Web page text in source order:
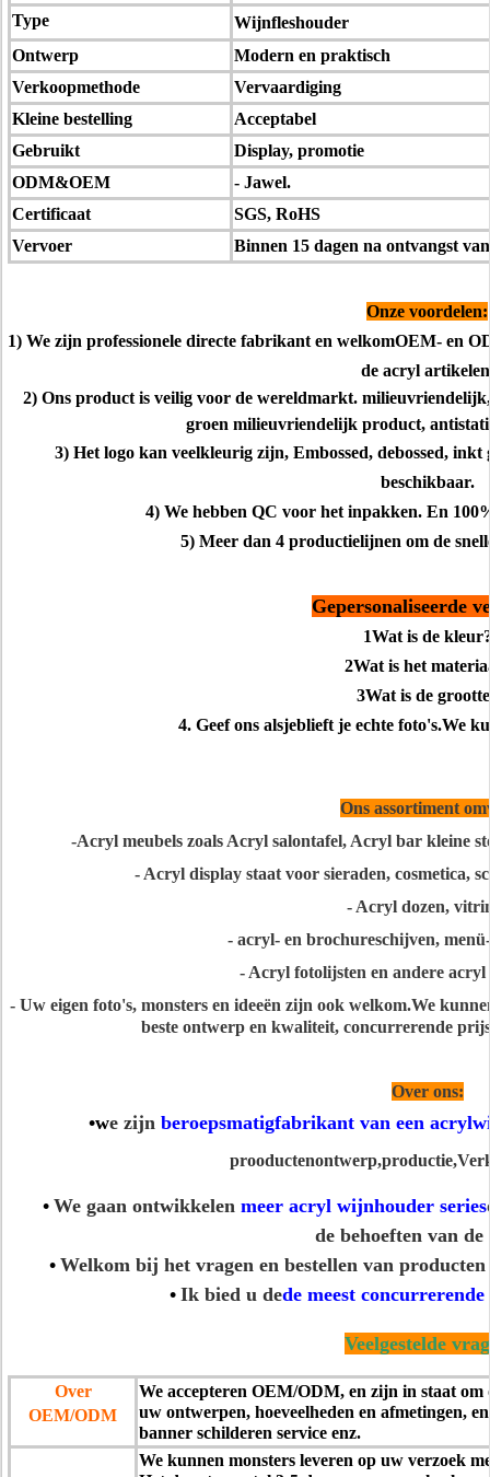
Type
Wijnfleshouder
Ontwerp
Modern en praktisch
Verkoopmethode
Vervaardiging
Kleine bestelling
Acceptabel
Gebruikt
Display, promotie
ODM&OEM
- Jawel.
Certificaat
SGS, RoHS
Vervoer
Binnen 15 dagen na ontvangst
Onze voordelen:
1) We zijn professionele directe fabrikant en welkomOEM- en
de acryl artikelen
2) Ons product is veilig voor de wereldmarkt.
groen milieuvriendelijk product,
3) Het logo kan veelkleurig zijn, Embossed, debossed,
beschikbaar.
4) We hebben QC voor het inpakken. En
5) Meer dan 4 productielijnen om de
Gepersonaliseerde
1Wat is de
2Wat is het
3Wat is de
4. Geef ons alsjeblieft je echte foto's.We
Ons assortiment
-Acryl meubels zoals Acryl salontafel, Acryl bar kleine
- Acryl display staat voor sieraden, cosmetica,
- Acryl dozen,
- acryl- en brochureschijven,
- Acryl fotolijsten en andere
- Uw eigen foto's, monsters en ideeën zijn ook welkom.We
beste ontwerp en kwaliteit, concurrerende
Over ons:
•we zijn beroepsmatigfabrikant van een
prooductenontwerp,productie,
• We gaan ontwikkelen meer acryl wijnhouder series
de behoeften van
• Welkom bij het vragen en bestellen van producten
• Ik bied u dede meest
Veelgestelde
Over
OEM/ODM
We accepteren OEM/ODM, en zijn in staat om
uw ontwerpen, hoeveelheden en afmetingen,
banner schilderen service enz.
We kunnen monsters leveren op uw verzoek